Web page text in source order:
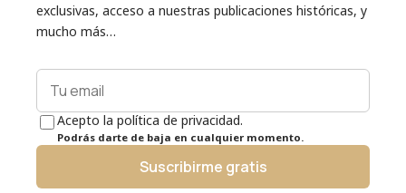
exclusivas, acceso a nuestras publicaciones históricas, y
mucho más…
Acepto la política de privacidad.
Podrás darte de baja en cualquier momento.
Suscribirme gratis